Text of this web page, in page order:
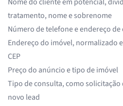
tratamento, nome e sobrenome
Número de telefone e endereço de
Endereço do imóvel, normalizado
CEP
Preço do anúncio e tipo de imóvel
Tipo de consulta, como solicitação
novo lead